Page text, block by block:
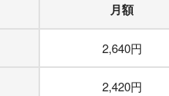
月額
2,640円
2,420円